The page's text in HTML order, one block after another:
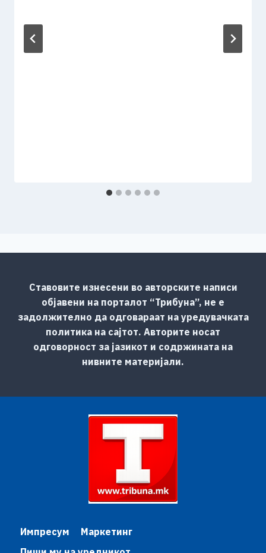
Ставовите изнесени во авторските написи
објавени на порталот “Трибуна”, не е
задолжително да одговараат на уредувачката
политика на сајтот. Авторите носат
одговорност за јазикот и содржината на
нивните материјали.
Импресум
Маркетинг